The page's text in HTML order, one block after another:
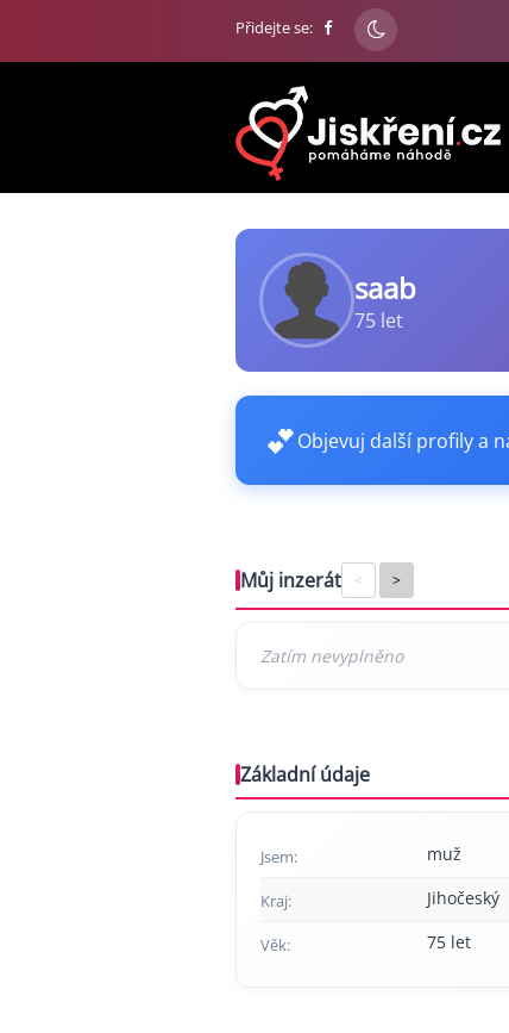
Přidejte se:
saab
75 let
💕Objevuj další profily a
Můj inzerát < >
Základní údaje
Jsem: muž
Kraj: Jihočeský
Věk: 75 let